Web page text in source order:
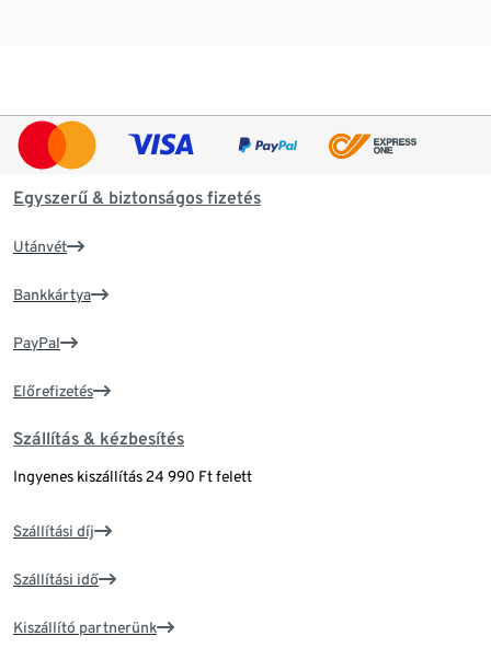
Egyszerű & biztonságos fizetés
Utánvét
Bankkártya
PayPal
Előrefizetés
Szállítás & kézbesítés
Ingyenes kiszállítás 24 990 Ft felett
Szállítási díj
Szállítási idő
Kiszállító partnerünk